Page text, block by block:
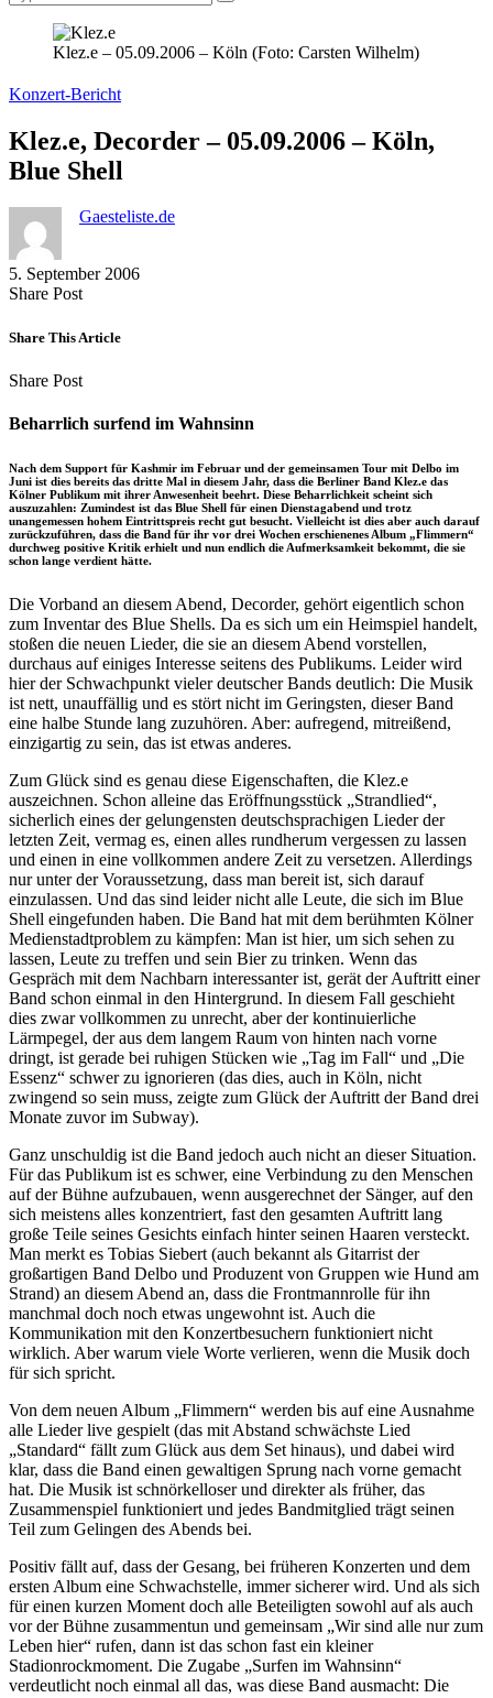
Klez.e – 05.09.2006 – Köln (Foto: Carsten Wilhelm)
Konzert-Bericht
Klez.e, Decorder – 05.09.2006 – Köln,
Blue Shell
Gaesteliste.de
5. September 2006
Share PostShare
Facebook
Copy
to
Send
via
Share This Article
Share PostShare
Facebook
Copy
to
Send
via
Beharrlich surfend im Wahnsinn
Nach dem Support für Kashmir im Februar und der gemeinsamen Tour mit Delbo im
Juni ist dies bereits das dritte Mal in diesem Jahr, dass die Berliner Band Klez.e das
Kölner Publikum mit ihrer Anwesenheit beehrt. Diese Beharrlichkeit scheint sich
auszuzahlen: Zumindest ist das Blue Shell für einen Dienstagabend und trotz
unangemessen hohem Eintrittspreis recht gut besucht. Vielleicht ist dies aber auch darauf
zurückzuführen, dass die Band für ihr vor drei Wochen erschienenes Album „Flimmern“
durchweg positive Kritik erhielt und nun endlich die Aufmerksamkeit bekommt, die sie
schon lange verdient hätte.
Die Vorband an diesem Abend, Decorder, gehört eigentlich schon
zum Inventar des Blue Shells. Da es sich um ein Heimspiel handelt,
stoßen die neuen Lieder, die sie an diesem Abend vorstellen,
durchaus auf einiges Interesse seitens des Publikums. Leider wird
hier der Schwachpunkt vieler deutscher Bands deutlich: Die Musik
ist nett, unauffällig und es stört nicht im Geringsten, dieser Band
eine halbe Stunde lang zuzuhören. Aber: aufregend, mitreißend,
einzigartig zu sein, das ist etwas anderes.
Zum Glück sind es genau diese Eigenschaften, die Klez.e
auszeichnen. Schon alleine das Eröffnungsstück „Strandlied“,
sicherlich eines der gelungensten deutschsprachigen Lieder der
letzten Zeit, vermag es, einen alles rundherum vergessen zu lassen
und einen in eine vollkommen andere Zeit zu versetzen. Allerdings
nur unter der Voraussetzung, dass man bereit ist, sich darauf
einzulassen. Und das sind leider nicht alle Leute, die sich im Blue
Shell eingefunden haben. Die Band hat mit dem berühmten Kölner
Medienstadtproblem zu kämpfen: Man ist hier, um sich sehen zu
lassen, Leute zu treffen und sein Bier zu trinken. Wenn das
Gespräch mit dem Nachbarn interessanter ist, gerät der Auftritt einer
Band schon einmal in den Hintergrund. In diesem Fall geschieht
dies zwar vollkommen zu unrecht, aber der kontinuierliche
Lärmpegel, der aus dem langem Raum von hinten nach vorne
dringt, ist gerade bei ruhigen Stücken wie „Tag im Fall“ und „Die
Essenz“ schwer zu ignorieren (das dies, auch in Köln, nicht
zwingend so sein muss, zeigte zum Glück der Auftritt der Band drei
Monate zuvor im Subway).
Ganz unschuldig ist die Band jedoch auch nicht an dieser Situation.
Für das Publikum ist es schwer, eine Verbindung zu den Menschen
auf der Bühne aufzubauen, wenn ausgerechnet der Sänger, auf den
sich meistens alles konzentriert, fast den gesamten Auftritt lang
große Teile seines Gesichts einfach hinter seinen Haaren versteckt.
Man merkt es Tobias Siebert (auch bekannt als Gitarrist der
großartigen Band Delbo und Produzent von Gruppen wie Hund am
Strand) an diesem Abend an, dass die Frontmannrolle für ihn
manchmal doch noch etwas ungewohnt ist. Auch die
Kommunikation mit den Konzertbesuchern funktioniert nicht
wirklich. Aber warum viele Worte verlieren, wenn die Musik doch
für sich spricht.
Von dem neuen Album „Flimmern“ werden bis auf eine Ausnahme
alle Lieder live gespielt (das mit Abstand schwächste Lied
„Standard“ fällt zum Glück aus dem Set hinaus), und dabei wird
klar, dass die Band einen gewaltigen Sprung nach vorne gemacht
hat. Die Musik ist schnörkelloser und direkter als früher, das
Zusammenspiel funktioniert und jedes Bandmitglied trägt seinen
Teil zum Gelingen des Abends bei.
Positiv fällt auf, dass der Gesang, bei früheren Konzerten und dem
ersten Album eine Schwachstelle, immer sicherer wird. Und als sich
für einen kurzen Moment doch alle Beteiligten sowohl auf als auch
vor der Bühne zusammentun und gemeinsam „Wir sind alle nur zum
Leben hier“ rufen, dann ist das schon fast ein kleiner
Stadionrockmoment. Die Zugabe „Surfen im Wahnsinn“
verdeutlicht noch einmal all das, was diese Band ausmacht: Die